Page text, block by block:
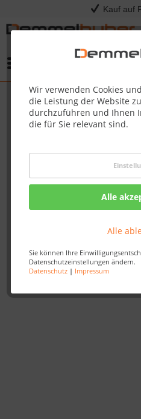
Kauf auf
Wir verwenden Cookies
die Leistung der Website
durchzuführen und Ihnen
die für Sie relevant sind.
Alle
Alle
Sie können Ihre
Datenschutzeinstellungen ändern.
Datenschutz| Impressum